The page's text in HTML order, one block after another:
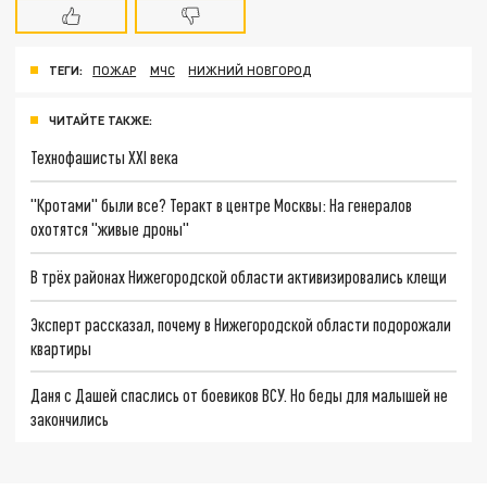
ТЕГИ: ПОЖАР МЧС НИЖНИЙ НОВГОРОД
ЧИТАЙТЕ ТАКЖЕ:
Технофашисты XXI века
"Кротами" были все? Теракт в центре Москвы: На генералов
охотятся "живые дроны"
В трёх районах Нижегородской области активизировались клещи
Эксперт рассказал, почему в Нижегородской области подорожали
квартиры
Даня с Дашей спаслись от боевиков ВСУ. Но беды для малышей не
закончились